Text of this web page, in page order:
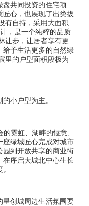
盘共同投资的住宅项
匠心，也展现了出类拔
有自持，采用大面积
，是一个纯粹的品质
让步，让居者享有更
给予生活更多的自然绿
里的户型面积段极为
小户型为主。
霓虹、湖畔的惬意、
座绿城匠心完成对城市
园到开放共享的商业街
在序启大城北中心生长
星创城周边生活氛围要